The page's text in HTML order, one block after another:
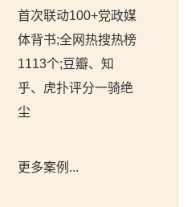
首次联动100+党政媒
体背书;全网热搜热榜
1113个;豆瓣、知
乎、虎扑评分一骑绝
尘
更多案例...